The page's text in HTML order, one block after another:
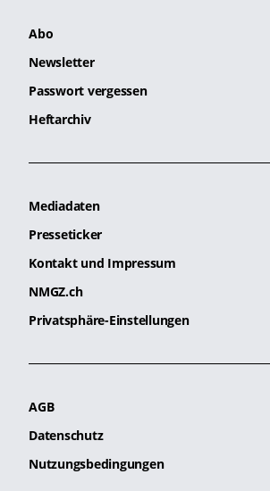
Abo
Newsletter
Passwort vergessen
Heftarchiv
Mediadaten
Presseticker
Kontakt und Impressum
NMGZ.ch
Privatsphäre-Einstellungen
AGB
Datenschutz
Nutzungsbedingungen